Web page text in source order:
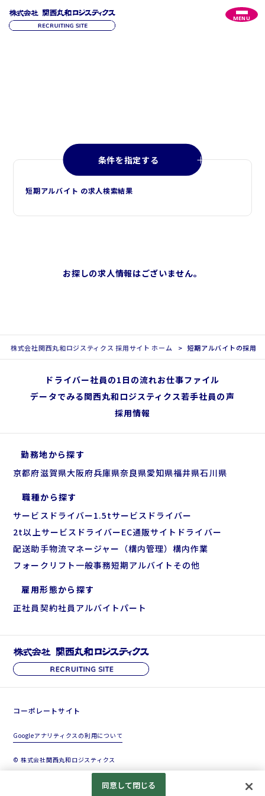
MENU
条件を指定する
短期アルバイト の求人検索結果
お探しの求人情報はございません。
株式会社関西丸和ロジスティクス 採用サイト ホーム 短期アルバイトの採用
ドライバー社員の1日の流れお仕事ファイル
データでみる関西丸和ロジスティクス若手社員の声
採用情報
コーポレートサイト
Googleアナリティクスの利用について
© 株式会社関西丸和ロジスティクス
勤務地から探す
京都府滋賀県大阪府兵庫県奈良県愛知県福井県石川県
職種から探す
サービスドライバー1.5tサービスドライバー
2t以上サービスドライバーEC通販サイトドライバー
配送助手物流マネージャー（構内管理）構内作業
フォークリフト 一般事務短期アルバイト その他
雇用形態から探す
正社員 契約社員 アルバイトパート
同意して閉じる